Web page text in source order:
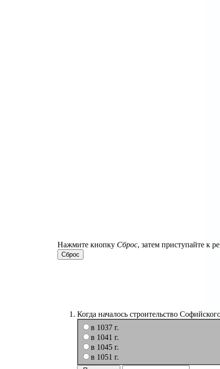
Нажмите кнопку Сброс, затем приступайте к
Когда началось строительство
в 1037 г.
в 1041 г.
в 1045 г.
в 1051 г.